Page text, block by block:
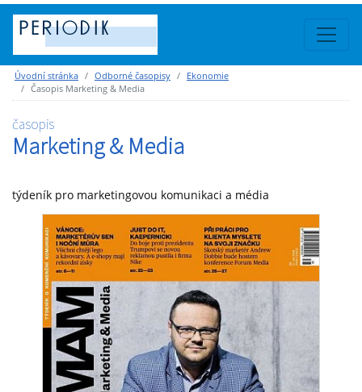
Úvodní stránka Odborné časopisy
Ekonomie
Časopis Marketing & Media
časopis
Marketing & Media
týdeník pro marketingovou komunikaci a média